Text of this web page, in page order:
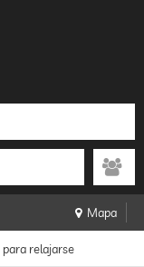
Mapa
para relajarse